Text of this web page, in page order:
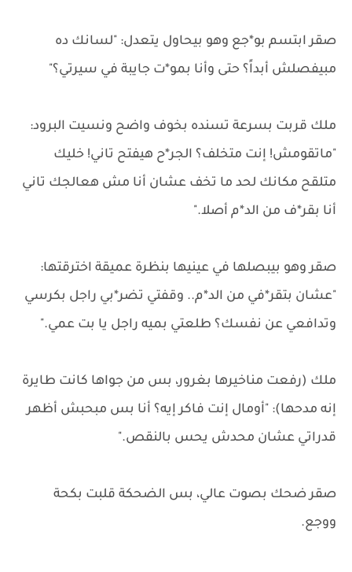
صقر ابتسم بو*جع وهو بيحاول يتعدل: "لسانك ده
مبيفصلش أبداً؟ حتى وأنا بمو*ت جايبة في سيرتي؟"
ملك قربت بسرعة تسنده بخوف واضح ونسيت البرود:
"ماتقومش! إنت متخلف؟ الجر*ح هيفتح تاني! خليك
متلقح مكانك لحد ما تخف عشان أنا مش هعالجك تاني
أنا بقر*ف من الد*م أصلا."
صقر وهو بيبصلها في عينيها بنظرة عميقة اخترقتها:
"عشان بتقر*في من الد*م.. وقفتي تضر*بي راجل بكرسي
وتدافعي عن نفسك؟ طلعتي بميه راجل يا بت عمي."
ملك (رفعت مناخيرها بغرور، بس من جواها كانت طايرة
إنه مدحها): "أومال إنت فاكر إيه؟ أنا بس مبحبش أظهر
قدراتي عشان محدش يحس بالنقص."
صقر ضحك بصوت عالي، بس الضحكة قلبت بكحة
ووجع.